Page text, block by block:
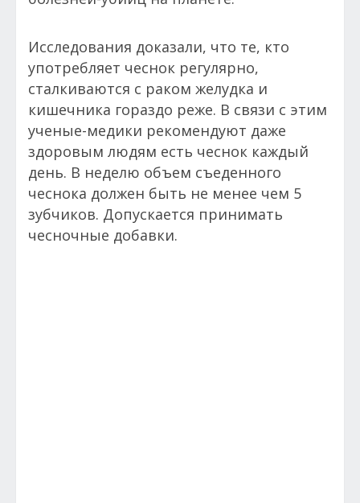
Исследования доказали, что те, кто
употребляет чеснок регулярно,
сталкиваются с раком желудка и
кишечника гораздо реже. В связи с этим
ученые-медики рекомендуют даже
здоровым людям есть чеснок каждый
день. В неделю объем съеденного
чеснока должен быть не менее чем 5
зубчиков. Допускается принимать
чесночные добавки.